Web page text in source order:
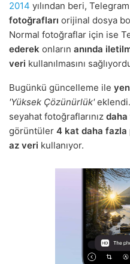
2014 yılından beri, Telegram
fotoğrafları orijinal dosya
Normal fotoğraflar için ise
ederek onların anında
veri kullanılmasını
Bugünkü güncelleme ile
'Yüksek Çözünürlük'
seyahat fotoğraflarınız
görüntüler 4 kat daha fazla
az veri kullanıyor.